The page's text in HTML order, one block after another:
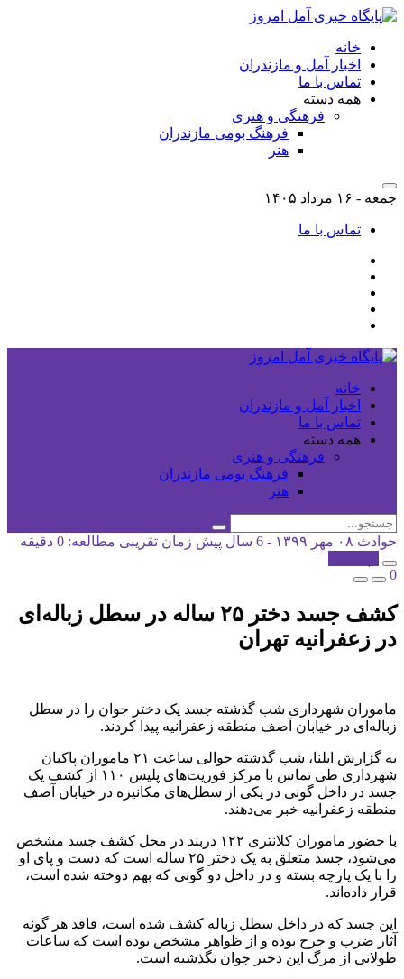
خانه
اخبار آمل و مازندران
تماس با ما
همه دسته
فرهنگی و هنری
فرهنگ بومی مازندران
هنر
جمعه - ۱۶ مرداد ۱۴۰۵
تماس با ما
خانه
اخبار آمل و مازندران
تماس با ما
همه دسته
فرهنگی و هنری
فرهنگ بومی مازندران
هنر
حوادث ۰۸ مهر ۱۳۹۹ - 6 سال پیش
زمان تقریبی مطالعه: 0 دقیقه
0
کشف جسد دختر ۲۵ ساله در سطل زباله‌ای
در زعفرانیه تهران
ماموران شهرداری شب گذشته جسد یک دختر جوان را در سطل
زباله‌ای در خیابان آصف منطقه زعفرانیه پیدا کردند.
به گزارش ایلنا، شب گذشته حوالی ساعت ۲۱ ماموران پاکبان
شهرداری طی تماس با مرکز فوریت‌‌های پلیس ۱۱۰ از کشف یک
جسد در داخل گونی در یکی از سطل‌های مکانیزه در خیابان آصف
منطقه زعفرانیه خبر می‌دهند.
با حضور ماموران کلانتری ۱۲۲ دربند در محل کشف جسد مشخص
می‌شود، جسد متعلق به یک دختر ۲۵ ساله است که دست و پای او
را با یک پارچه بسته و در داخل دو گونی که بهم دوخته شده است،
قرار داده‌اند.
این جسد که در داخل سطل زباله کشف شده است، فاقد هر گونه
آثار ضرب و جرح بوده و از ظواهر مشخص بوده است که ساعات
طولانی از مرگ این دختر جوان نگذشته است.